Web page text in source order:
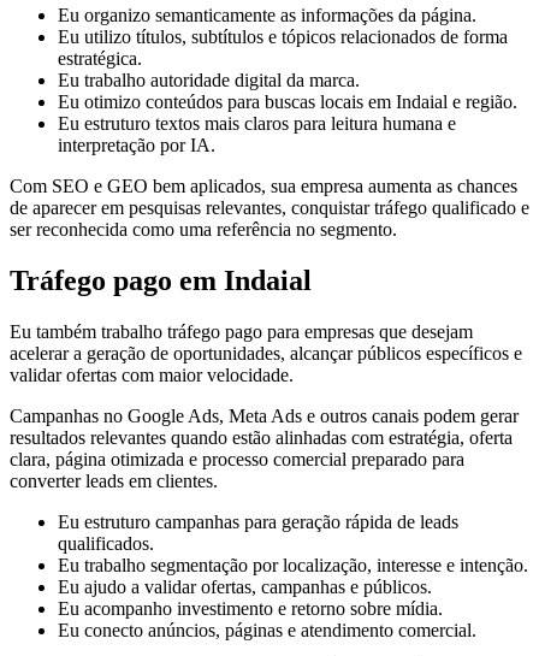
Eu organizo semanticamente as informações da página.
Eu utilizo títulos, subtítulos e tópicos relacionados de forma
estratégica.
Eu trabalho autoridade digital da marca.
Eu otimizo conteúdos para buscas locais em Indaial e região.
Eu estruturo textos mais claros para leitura humana e
interpretação por IA.
Com SEO e GEO bem aplicados, sua empresa aumenta as chances
de aparecer em pesquisas relevantes, conquistar tráfego qualificado e
ser reconhecida como uma referência no segmento.
Tráfego pago em Indaial
Eu também trabalho tráfego pago para empresas que desejam
acelerar a geração de oportunidades, alcançar públicos específicos e
validar ofertas com maior velocidade.
Campanhas no Google Ads, Meta Ads e outros canais podem gerar
resultados relevantes quando estão alinhadas com estratégia, oferta
clara, página otimizada e processo comercial preparado para
converter leads em clientes.
Eu estruturo campanhas para geração rápida de leads
qualificados.
Eu trabalho segmentação por localização, interesse e intenção.
Eu ajudo a validar ofertas, campanhas e públicos.
Eu acompanho investimento e retorno sobre mídia.
Eu conecto anúncios, páginas e atendimento comercial.